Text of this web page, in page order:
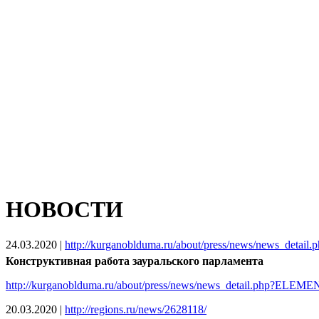
НОВОСТИ
24.03.2020 | http://kurganoblduma.ru/about/press/news/
Конструктивная работа зауральского парламента
http://kurganoblduma.ru/about/press/news/
20.03.2020 | http://regions.ru/news/2628118/